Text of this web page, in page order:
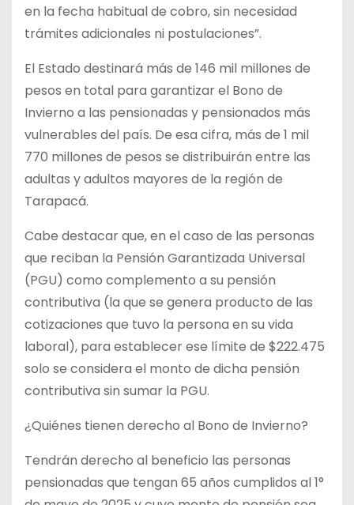
en la fecha habitual de cobro, sin necesidad
trámites adicionales ni postulaciones”.
El Estado destinará más de 146 mil millones de
pesos en total para garantizar el Bono de
Invierno a las pensionadas y pensionados más
vulnerables del país. De esa cifra, más de 1 mil
770 millones de pesos se distribuirán entre las
adultas y adultos mayores de la región de
Tarapacá.
Cabe destacar que, en el caso de las personas
que reciban la Pensión Garantizada Universal
(PGU) como complemento a su pensión
contributiva (la que se genera producto de las
cotizaciones que tuvo la persona en su vida
laboral), para establecer ese límite de $222.475
solo se considera el monto de dicha pensión
contributiva sin sumar la PGU.
¿Quiénes tienen derecho al Bono de Invierno?
Tendrán derecho al beneficio las personas
pensionadas que tengan 65 años cumplidos al 1°